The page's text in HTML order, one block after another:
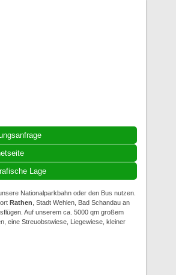
Lage
Nationalparkbahn oder den Bus nutzen.
Rathen , Stadt Wehlen, Bad Schandau an
Auf unserem ca. 5000 qm großem
eine Streuobstwiese, Liegewiese, kleiner